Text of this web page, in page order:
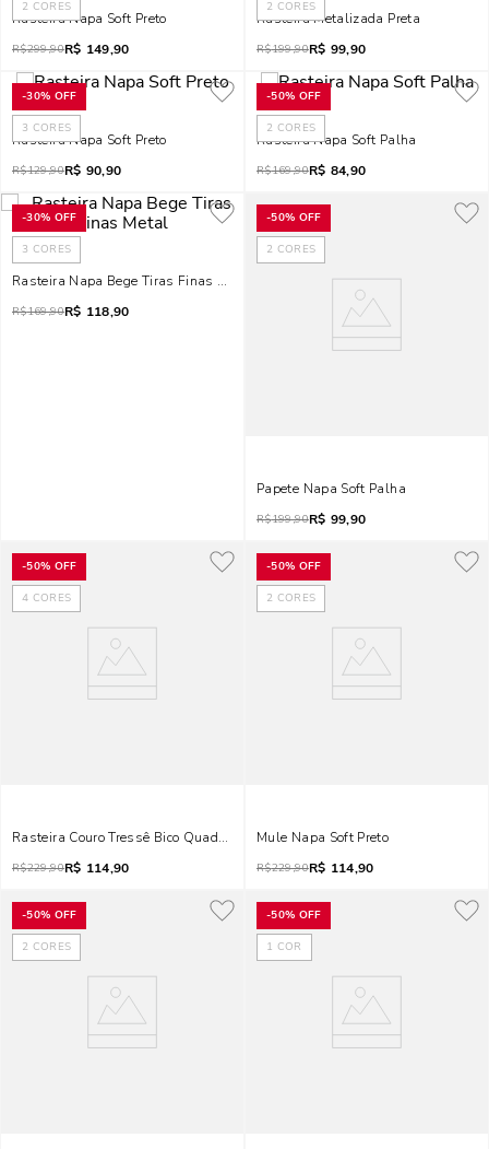
2 CORES
Rasteira Napa Soft Preto
R$299,90R$ 149,90
2 CORES
Rasteira Metalizada Preta
R$199,90R$ 99,90
-30% OFF
3 CORES
Rasteira Napa Soft Preto
R$129,90R$ 90,90
-50% OFF
2 CORES
Rasteira Napa Soft Palha
R$169,90R$ 84,90
-30% OFF
3 CORES
Rasteira Napa Bege Tiras Finas Metal
R$169,90R$ 118,90
-50% OFF
2 CORES
Papete Napa Soft Palha
R$199,90R$ 99,90
-50% OFF
4 CORES
Rasteira Couro Tressê Bico Quadrado Bege
R$229,90R$ 114,90
-50% OFF
2 CORES
Mule Napa Soft Preto
R$229,90R$ 114,90
-50% OFF
2 CORES
-50% OFF
1 COR